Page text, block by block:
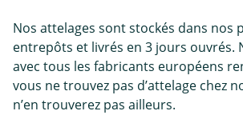
Nos attelages sont stockés dans nos
entrepôts et livrés en 3 jours ouvrés.
avec tous les fabricants européens
vous ne trouvez pas d’attelage chez
n’en trouverez pas ailleurs.